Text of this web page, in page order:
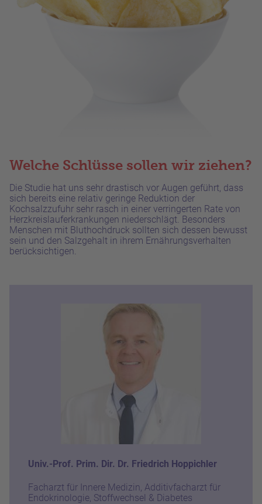
Welche Schlüsse sollen wir ziehen?
Die Studie hat uns sehr drastisch vor Augen geführt, dass
sich bereits eine relativ geringe Reduktion der
Kochsalzzufuhr sehr rasch in einer verringerten Rate von
Herzkreislauferkrankungen niederschlägt. Besonders
Menschen mit Bluthochdruck sollten sich dessen bewusst
sein und den Salzgehalt in ihrem Ernährungsverhalten
berücksichtigen.
Univ.-Prof. Prim. Dir. Dr. Friedrich Hoppichler
Facharzt für Innere Medizin, Additivfacharzt für
Endokrinologie, Stoffwechsel & Diabetes